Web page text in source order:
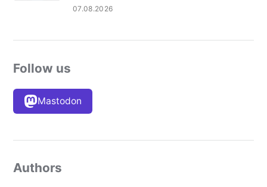
07.08.2026
Follow us
Mastodon
Authors